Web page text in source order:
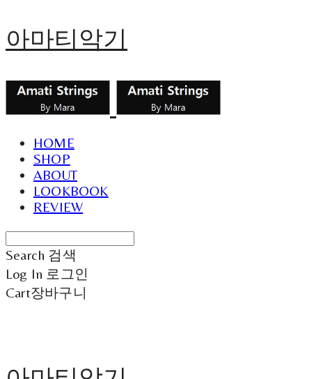
아마티악기
HOME
SHOP
ABOUT
LOOKBOOK
REVIEW
Search 검색
Log In 로그인
Cart장바구니